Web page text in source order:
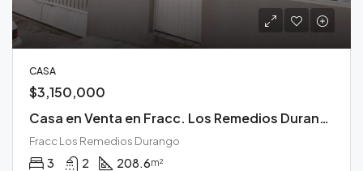
CASA
$3,150,000
Casa en Venta en Fracc. Los Remedios Durango
Fracc Los Remedios Durango
3 2 208.6m²